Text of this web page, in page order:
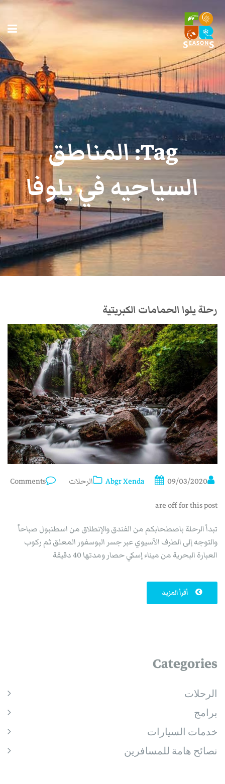
Tag: المناطق
السياحيه في يلوفا
رحلة يلوا الحمامات الكبريتية
Abgr Xenda 09/03/2020 الرحلات
Comments
are off for this post
تبدأ الرحلة باصطحابكم من الفندق والإنطلاق من اسطنبول صباحاً
والتوجه إلى الطرف الآسيوي عبر جسر البوسفور المعلق ثم ركوب
العبارة البحرية من ميناء إسكي حصار ومدتها 40 دقيقة
أقرأ المزيد
Categories
الرحلات
برامج
خدمات السيارات
نصائح هامة للمسافرين